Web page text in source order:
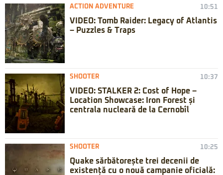
ACTION ADVENTURE 10:51
VIDEO: Tomb Raider: Legacy of Atlantis
– Puzzles & Traps
SHOOTER 10:37
VIDEO: STALKER 2: Cost of Hope –
Location Showcase: Iron Forest și
centrala nucleară de la Cernobîl
SHOOTER 10:25
Quake sărbătorește trei decenii de
existență cu o nouă campanie oficială: